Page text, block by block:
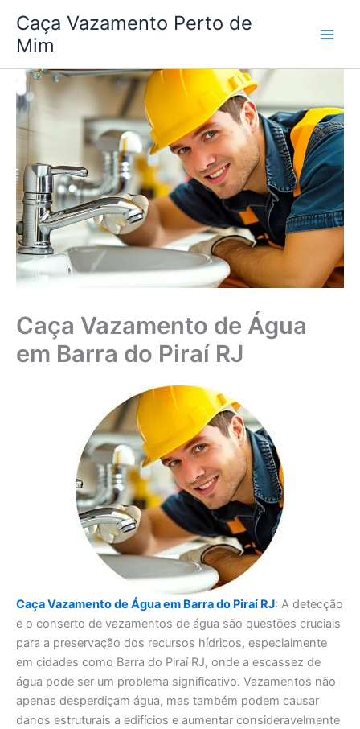
para
conteúdo
Caça Vazamento Perto de
Mim
Caça Vazamento de Água
em Barra do Piraí RJ
Caça Vazamento de Água em Barra do Piraí RJ: A detecção
e o conserto de vazamentos de água são questões cruciais
para a preservação dos recursos hídricos, especialmente
em cidades como Barra do Piraí RJ, onde a escassez de
água pode ser um problema significativo. Vazamentos não
apenas desperdiçam água, mas também podem causar
danos estruturais a edifícios e aumentar consideravelmente